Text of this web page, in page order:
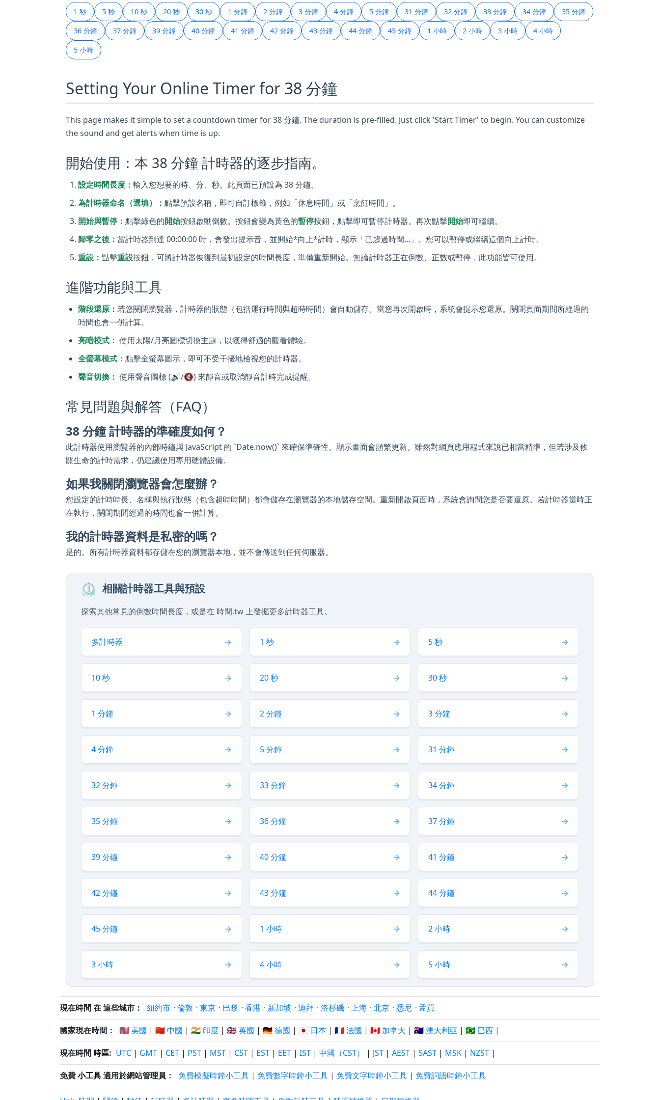
1 秒 5 秒 10 秒 20 秒 30 秒 1 分鐘 2 分鐘 3 分鐘 4 分鐘 5 分鐘 31 分鐘 32 分鐘 33 分鐘 34 分鐘 35 分鐘
36 分鐘 37 分鐘 39 分鐘 40 分鐘 41 分鐘 42 分鐘 43 分鐘 44 分鐘 45 分鐘 1 小時 2 小時 3 小時 4 小時
5 小時
Setting Your Online Timer for 38 分鐘
This page makes it simple to set a countdown timer for 38 分鐘. The duration is pre-filled. Just click 'Start Timer' to begin. You can customize
the sound and get alerts when time is up.
開始使用：本 38 分鐘 計時器的逐步指南。
設定時間長度： 輸入您想要的時、分、秒。此頁面已預設為 38 分鐘。
為計時器命名（選填）： 點擊預設名稱，即可自訂標籤，例如「休息時間」或「烹飪時間」。
開始與暫停： 點擊綠色的開始按鈕啟動倒數。按鈕會變為黃色的暫停按鈕，點擊即可暫停計時器。再次點擊開始即可繼續。
歸零之後： 當計時器到達 00:00:00 時，會發出提示音，並開始*向上*計時，顯示「已超過時間...」。您可以暫停或繼續這個向上計時。
重設： 點擊重設按鈕，可將計時器恢復到最初設定的時間長度，準備重新開始。無論計時器正在倒數、正數或暫停，此功能皆可使用。
進階功能與工具
階段還原： 若您關閉瀏覽器，計時器的狀態（包括運行時間與超時時間）會自動儲存。當您再次開啟時，系統會提示您還原。關閉頁面期間所經過的
時間也會一併計算。
亮暗模式： 使用太陽/月亮圖標切換主題，以獲得舒適的觀看體驗。
全螢幕模式： 點擊全螢幕圖示，即可不受干擾地檢視您的計時器。
聲音切換： 使用聲音圖標 (🔊/🔇) 來靜音或取消靜音計時完成提醒。
常見問題與解答（FAQ）
38 分鐘 計時器的準確度如何？
此計時器使用瀏覽器的內部時鐘與 JavaScript 的 `Date.now()` 來確保準確性。顯示畫面會頻繁更新。雖然對網頁應用程式來說已相當精準，但若涉及攸
關生命的計時需求，仍建議使用專用硬體設備。
如果我關閉瀏覽器會怎麼辦？
您設定的計時時長、名稱與執行狀態（包含超時時間）都會儲存在瀏覽器的本地儲存空間。重新開啟頁面時，系統會詢問您是否要還原。若計時器當時正
在執行，關閉期間經過的時間也會一併計算。
我的計時器資料是私密的嗎？
是的。所有計時器資料都存儲在您的瀏覽器本地，並不會傳送到任何伺服器。
⏲️ 相關計時器工具與預設
探索其他常見的倒數時間長度，或是在 時間.tw 上發掘更多計時器工具。
多計時器 1 秒 5 秒
10 秒 20 秒 30 秒
1 分鐘 2 分鐘 3 分鐘
4 分鐘 5 分鐘 31 分鐘
32 分鐘 33 分鐘 34 分鐘
35 分鐘 36 分鐘 37 分鐘
39 分鐘 40 分鐘 41 分鐘
42 分鐘 43 分鐘 44 分鐘
45 分鐘 1 小時 2 小時
3 小時 4 小時 5 小時
現在時間 在 這些城市： 紐約市 · 倫敦 · 東京 · 巴黎 · 香港 · 新加坡 · 迪拜 · 洛杉磯 · 上海 · 北京 · 悉尼 · 孟買
國家現在時間： 🇺🇸 美國 | 🇨🇳 中國 | 🇮🇳 印度 | 🇬🇧 英國 | 🇩🇪 德國 | 🇯🇵 日本 | 🇫🇷 法國 | 🇨🇦 加拿大 | 🇦🇺 澳大利亞 | 🇧🇷 巴西 |
現在時間 時區: UTC | GMT | CET | PST | MST | CST | EST | EET | IST | 中國（CST） | JST | AEST | SAST | MSK | NZST |
免費小工具適用於網站管理員： 免費模擬時鐘小工具 | 免費數字時鐘小工具 | 免費文字時鐘小工具 | 免費詞語時鐘小工具